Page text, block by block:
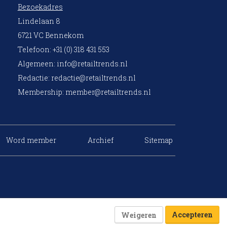
Bezoekadres
Lindelaan 8
6721 VC Bennekom
Telefoon: +31 (0) 318 431 553
Algemeen: info@retailtrends.nl
Redactie: redactie@retailtrends.nl
Membership: member@retailtrends.nl
Word member Archief Sitemap
Weigeren Accepteren